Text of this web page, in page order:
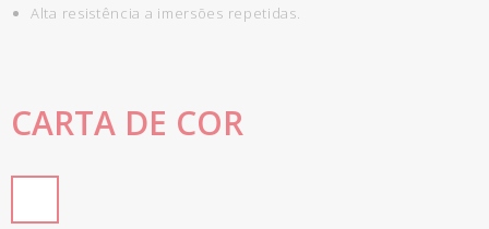
Alta resistência a imersões repetidas.
CARTA DE COR